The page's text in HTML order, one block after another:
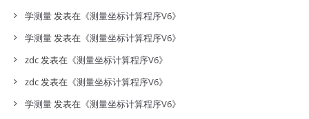
学测量发表在《测量坐标计算程序V6》
学测量发表在《测量坐标计算程序V6》
zdc发表在《测量坐标计算程序V6》
zdc发表在《测量坐标计算程序V6》
学测量发表在《测量坐标计算程序V6》